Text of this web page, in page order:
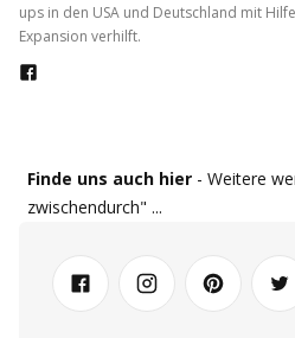
ups in den USA und Deutschland mit
Expansion verhilft.
Finde uns auch hier - Weitere
zwischendurch" ...